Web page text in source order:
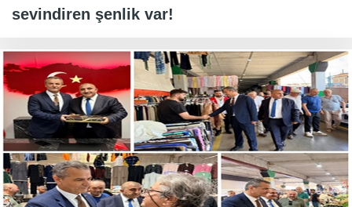
sevindiren şenlik var!